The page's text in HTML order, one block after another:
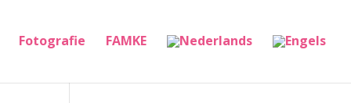
Fotografie FAMKE